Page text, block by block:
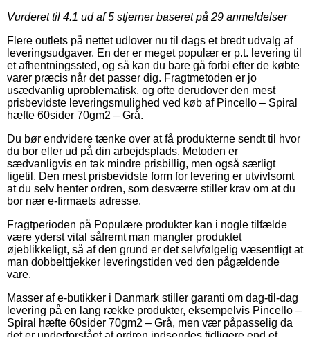
Vurderet til 4.1 ud af 5 stjerner baseret på 29 anmeldelser
Flere outlets på nettet udlover nu til dags et bredt udvalg af
leveringsudgaver. En der er meget populær er p.t. levering til
et afhentningssted, og så kan du bare gå forbi efter de købte
varer præcis når det passer dig. Fragtmetoden er jo
usædvanlig uproblematisk, og ofte derudover den mest
prisbevidste leveringsmulighed ved køb af Pincello – Spiral
hæfte 60sider 70gm2 – Grå.
Du bør endvidere tænke over at få produkterne sendt til hvor
du bor eller ud på din arbejdsplads. Metoden er
sædvanligvis en tak mindre prisbillig, men også særligt
ligetil. Den mest prisbevidste form for levering er utvivlsomt
at du selv henter ordren, som desværre stiller krav om at du
bor nær e-firmaets adresse.
Fragtperioden på Populære produkter kan i nogle tilfælde
være yderst vital såfremt man mangler produktet
øjeblikkeligt, så af den grund er det selvfølgelig væsentligt at
man dobbelttjekker leveringstiden ved den pågældende
vare.
Masser af e-butikker i Danmark stiller garanti om dag-til-dag
levering på en lang række produkter, eksempelvis Pincello –
Spiral hæfte 60sider 70gm2 – Grå, men vær påpasselig da